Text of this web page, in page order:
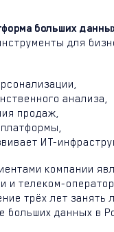
больших
для
анализа,
продаж,
ИТ-
компании
и телеком-
трёх лет занять
больших данных в